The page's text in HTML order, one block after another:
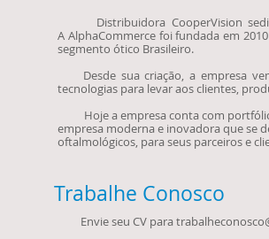
Distribuidora CooperVision
A AlphaCommerce foi fundada em
segmento ótico Brasileiro.
Desde sua criação, a empresa
tecnologias para levar aos clientes,
Hoje a empresa conta com portfólio
empresa moderna e inovadora que se
oftalmológicos, para seus parceiros e
Trabalhe Conosco
Envie seu CV para